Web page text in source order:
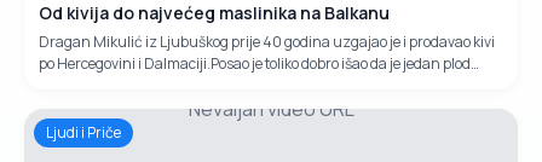
Od kivija do najvećeg maslinika na Balkanu
Dragan Mikulić iz Ljubuškog prije 40 godina uzgajao je i prodavao kivi
po Hercegovini i Dalmaciji.Posao je toliko dobro išao da je jedan plod
največi maslinik i najkvalitetniju uljaru.Svoj naum je i ostvario na
površini od 50 hektara gdje je zasadio 7000 maslina.
Nevaljan video URL
Ljudi i Priče